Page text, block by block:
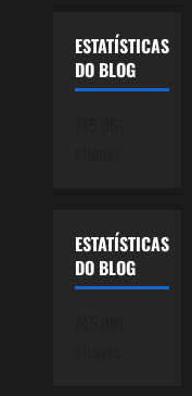
ESTATÍSTICAS
DO BLOG
ESTATÍSTICAS
DO BLOG